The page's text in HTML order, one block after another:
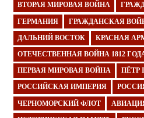
ВТОРАЯ МИРОВАЯ ВОЙНА
ГЕРМАНИЯ ГРАЖДАНСКАЯ
ДАЛЬНИЙ ВОСТОК КРАСНАЯ
ОТЕЧЕСТВЕННАЯ ВОЙНА 1812
ПЕРВАЯ МИРОВАЯ ВОЙНА ПЁТР I
РОССИЙСКАЯ ИМПЕРИЯ
ЧЕРНОМОРСКИЙ ФЛОТ